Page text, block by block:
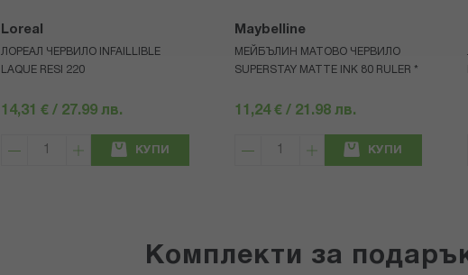
Loreal
ЛОРЕАЛ ЧЕРВИЛО INFAILLIBLE
LAQUE RESI 220
14,31 € / 27.99 лв.
КУПИ
Maybelline
МЕЙБЪЛИН МАТОВО ЧЕРВИЛО
SUPERSTAY MATTE INK 80 RULER *
11,24 € / 21.98 лв.
КУПИ
Комплекти за